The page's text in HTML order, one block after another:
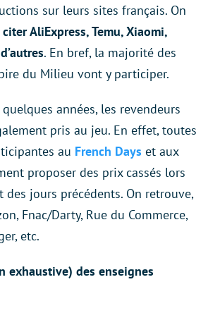
sur leurs sites français. On
citer AliExpress, Temu, Xiaomi,
. En bref, la majorité des
du Milieu vont y participer.
années, les revendeurs
pris au jeu. En effet, toutes
au French Days et aux
proposer des prix cassés lors
jours précédents. On retrouve,
Fnac/Darty, Rue du Commerce,
etc.
exhaustive) des enseignes